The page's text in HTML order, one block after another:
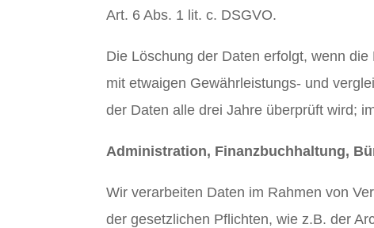
Art. 6 Abs. 1 lit. c. DSGVO.
Die Löschung der Daten erfolgt, wenn
mit etwaigen Gewährleistungs- und
der Daten alle drei Jahre überprüft wird;
Administration, Finanzbuchhaltung,
Wir verarbeiten Daten im Rahmen von
der gesetzlichen Pflichten, wie z.B. der